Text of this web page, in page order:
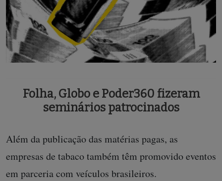
Folha, Globo e Poder360 fizeram
seminários patrocinados
Além da publicação das matérias pagas, as
empresas de tabaco também têm promovido eventos
em parceria com veículos brasileiros.